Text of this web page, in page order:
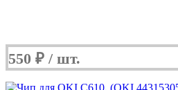
550 ₽